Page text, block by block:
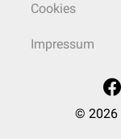
Cookies
Impressum
© 2026